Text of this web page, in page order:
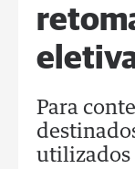
Para
utilizados